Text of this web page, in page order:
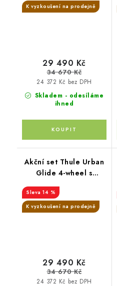
pláštěnka na korbu +
K vyzkoušení na prodejně
Skladem - odesíláme
ihned
24 372 Kč bez DPH
29 490 Kč
34 670 Kč
Akční set Thule Urban
Glide 4-wheel s
Mid blue + korba +
pláštěnka + moskytiéra
14 %
K vyzkoušení na prodejně
24 372 Kč bez DPH
29 490 Kč
34 670 Kč